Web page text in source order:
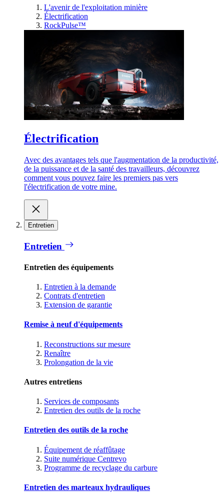
L'avenir de l'exploitation minière
Électrification
RockPulse™
Électrification
Avec des avantages tels que l'augmentation de la productivité,
de la puissance et de la santé des travailleurs, découvrez
comment vous pouvez faire les premiers pas vers
l'électrification de votre mine.
Entretien
Entretien
Entretien des équipements
Entretien à la demande
Contrats d'entretien
Extension de garantie
Remise à neuf d'équipements
Reconstructions sur mesure
Renaître
Prolongation de la vie
Autres entretiens
Services de composants
Entretien des outils de la roche
Entretien des outils de la roche
Équipement de réaffûtage
Suite numérique Centrevo
Programme de recyclage du carbure
Entretien des marteaux hydrauliques